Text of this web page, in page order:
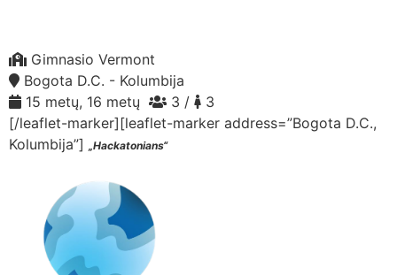
Gimnasio Vermont
Bogota D.C. - Kolumbija
15 metų, 16 metų
3 /
3
[/leaflet-marker][leaflet-marker address=”Bogota D.C.,
Kolumbija”]
„Hackatonians“